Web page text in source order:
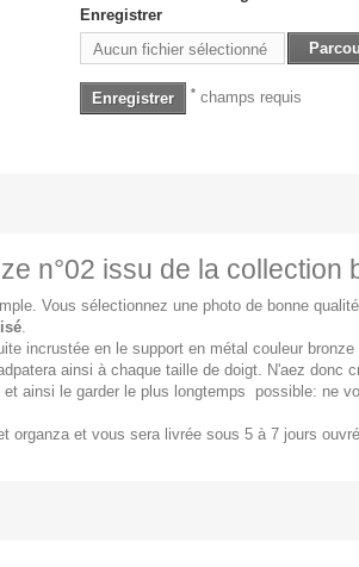
Enregistrer
Aucun fichier sélectionné
Enregistrer *champs requis
n°02 issu de la collection
Vous sélectionnez une photo de bonne
.
incrustée en le support en métal couleur
ainsi à chaque taille de doigt. N'aez donc
et ainsi le garder le plus longtemps possible: ne
organza et vous sera livrée sous 5 à 7 jours